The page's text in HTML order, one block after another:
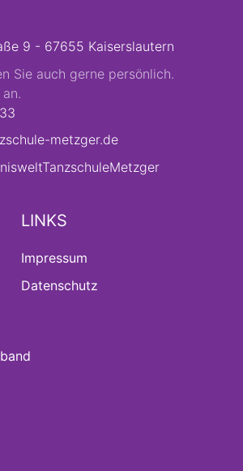
9 - 67655 Kaiserslautern
Sie auch gerne persönlich.
metzger.de
LINKS
Impressum
Datenschutz